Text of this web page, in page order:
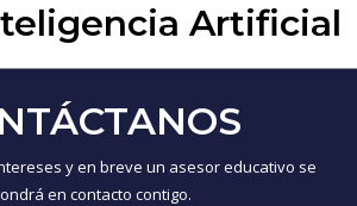
Artificial
y en breve un asesor educativo se
en contacto contigo.